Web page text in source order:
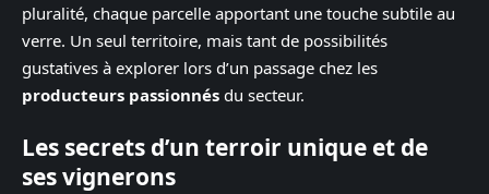
pluralité, chaque parcelle apportant une touche subtile au
verre. Un seul territoire, mais tant de possibilités
gustatives à explorer lors d’un passage chez les
producteurs passionnés du secteur.
Les secrets d’un terroir unique et de
ses vignerons